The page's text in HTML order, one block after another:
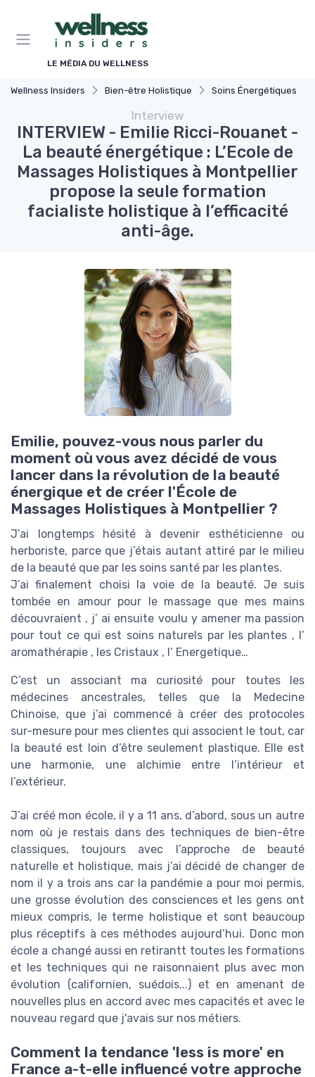
LE MÉDIA DU WELLNESS
Wellness Insiders Bien-être Holistique Soins Énergétiques
Interview
INTERVIEW - Emilie Ricci-Rouanet -
La beauté énergétique : L’Ecole de
Massages Holistiques à Montpellier
propose la seule formation
facialiste holistique à l’efficacité
anti-âge.
Emilie, pouvez-vous nous parler du
moment où vous avez décidé de vous
lancer dans la révolution de la beauté
énergique et de créer l'École de
Massages Holistiques à Montpellier ?
J’ai longtemps hésité à devenir esthéticienne ou
herboriste, parce que j’étais autant attiré par le milieu
de la beauté que par les soins santé par les plantes.
J’ai finalement choisi la voie de la beauté. Je suis
tombée en amour pour le massage que mes mains
découvraient , j’ ai ensuite voulu y amener ma passion
pour tout ce qui est soins naturels par les plantes , l’
aromathérapie , les Cristaux , l’ Energetique…
C’est un associant ma curiosité pour toutes les
médecines ancestrales, telles que la Medecine
Chinoise, que j’ai commencé à créer des protocoles
sur-mesure pour mes clientes qui associent le tout, car
la beauté est loin d’être seulement plastique. Elle est
une harmonie, une alchimie entre l’intérieur et
l’extérieur.
J’ai créé mon école, il y a 11 ans, d’abord, sous un autre
nom où je restais dans des techniques de bien-être
classiques, toujours avec l’approche de beauté
naturelle et holistique, mais j’ai décidé de changer de
nom il y a trois ans car la pandémie a pour moi permis,
une grosse évolution des consciences et les gens ont
mieux compris, le terme holistique et sont beaucoup
plus réceptifs à ces méthodes aujourd’hui. Donc mon
école a changé aussi en retirantt toutes les formations
et les techniques qui ne raisonnaient plus avec mon
évolution (californien, suédois...) et en amenant de
nouvelles plus en accord avec mes capacités et avec le
nouveau regard que j'avais sur nos métiers.
Comment la tendance 'less is more' en
France a-t-elle influencé votre approche